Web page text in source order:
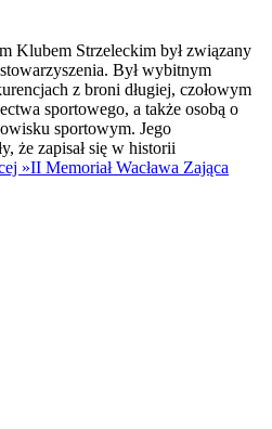
Klubem Strzeleckim był związany
Był wybitnym
z broni długiej, czołowym
sportowego, a także osobą o
sportowym. Jego
że zapisał się w historii
»II Memoriał Wacława Zająca